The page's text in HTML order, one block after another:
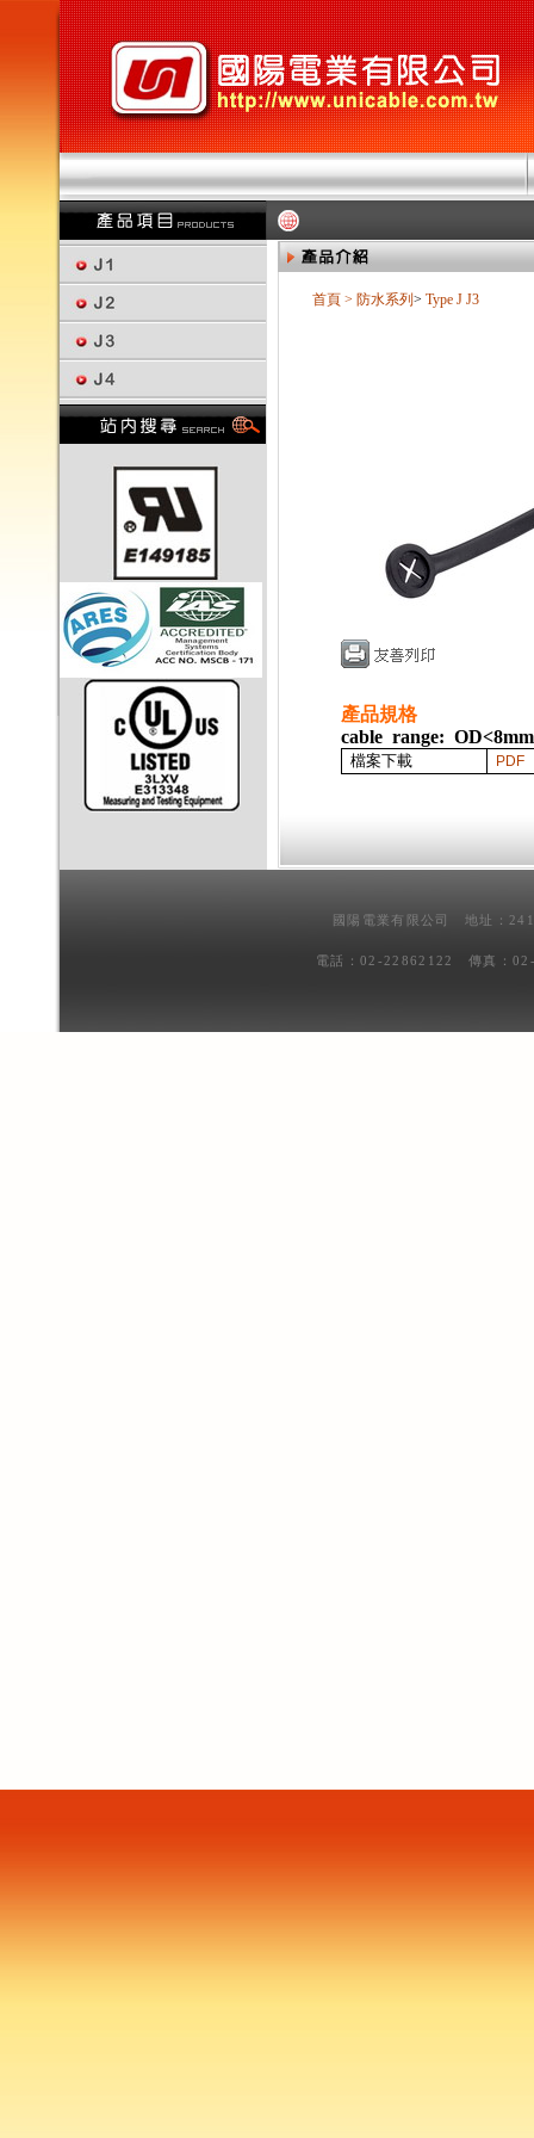
首頁 > 防水系列 > Type J J3
產品規格
cable range: OD<8mm
檔案下載 PDF
國陽電業有限公司 地址：
電話：02-22862122 傳真：